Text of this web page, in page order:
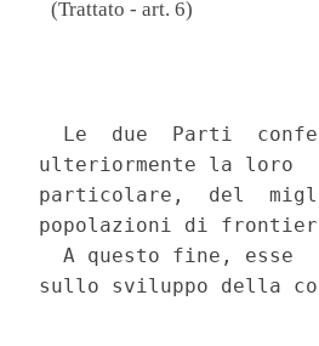
(Trattato - art. 6)
Le  due  Parti
ulteriormente la loro
particolare,  del
popolazioni di
A questo fine, esse